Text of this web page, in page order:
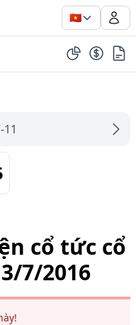
🇻🇳
cổ tức cổ
7/2016